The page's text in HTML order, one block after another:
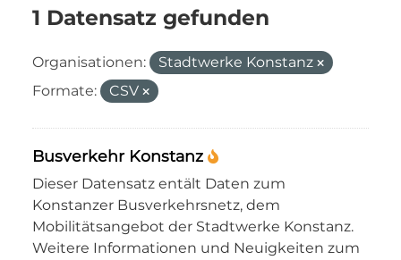
1 Datensatz gefunden
Organisationen:
Stadtwerke Konstanz
Formate:
CSV
Busverkehr Konstanz
Dieser Datensatz entält Daten zum
Konstanzer Busverkehrsnetz, dem
Mobilitätsangebot der Stadtwerke Konstanz.
Weitere Informationen und Neuigkeiten zum